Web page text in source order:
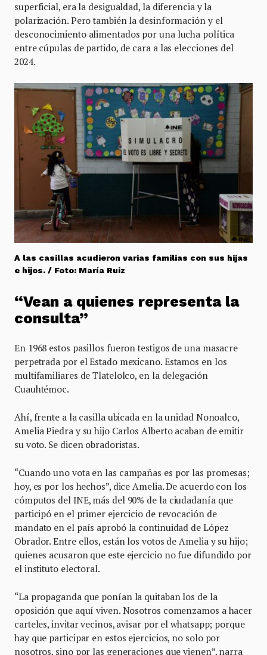
superficial, era la desigualdad, la diferencia y la
polarización. Pero también la desinformación y el
desconocimiento alimentados por una lucha política
entre cúpulas de partido, de cara a las elecciones del
2024.
A las casillas acudieron varias familias con sus hijas
e hijos. / Foto: María Ruiz
“Vean a quienes representa la
consulta”
En 1968 estos pasillos fueron testigos de una masacre
perpetrada por el Estado mexicano. Estamos en los
multifamiliares de Tlatelolco, en la delegación
Cuauhtémoc.
Ahí, frente a la casilla ubicada en la unidad Nonoalco,
Amelia Piedra y su hijo Carlos Alberto acaban de emitir
su voto. Se dicen obradoristas.
“Cuando uno vota en las campañas es por las promesas;
hoy, es por los hechos”, dice Amelia. De acuerdo con los
cómputos del INE, más del 90% de la ciudadanía que
participó en el primer ejercicio de revocación de
mandato en el país aprobó la continuidad de López
Obrador. Entre ellos, están los votos de Amelia y su hijo;
quienes acusaron que este ejercicio no fue difundido por
el instituto electoral.
“La propaganda que ponían la quitaban los de la
oposición que aquí viven. Nosotros comenzamos a hacer
carteles, invitar vecinos, avisar por el whatsapp; porque
hay que participar en estos ejercicios, no solo por
nosotros, sino por las generaciones que vienen”, narra